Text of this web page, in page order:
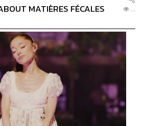
MATIÈRES FÉCALES ...